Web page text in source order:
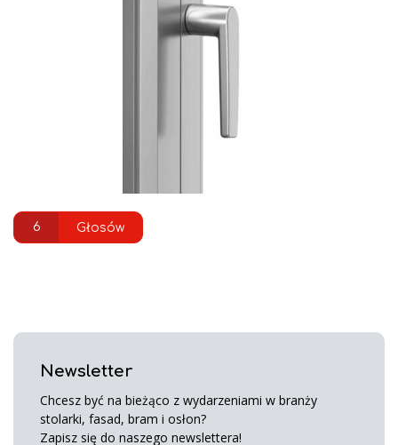
6 Głosów
Newsletter
Chcesz być na bieżąco z wydarzeniami w branży
stolarki, fasad, bram i osłon?
Zapisz się do naszego newslettera!